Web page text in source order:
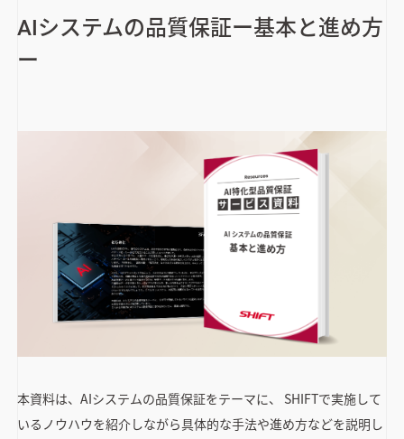
AIシステムの品質保証ー基本と進め方
ー
本資料は、AIシステムの品質保証をテーマに、 SHIFTで実施して
いるノウハウを紹介しながら具体的な手法や進め方などを説明し